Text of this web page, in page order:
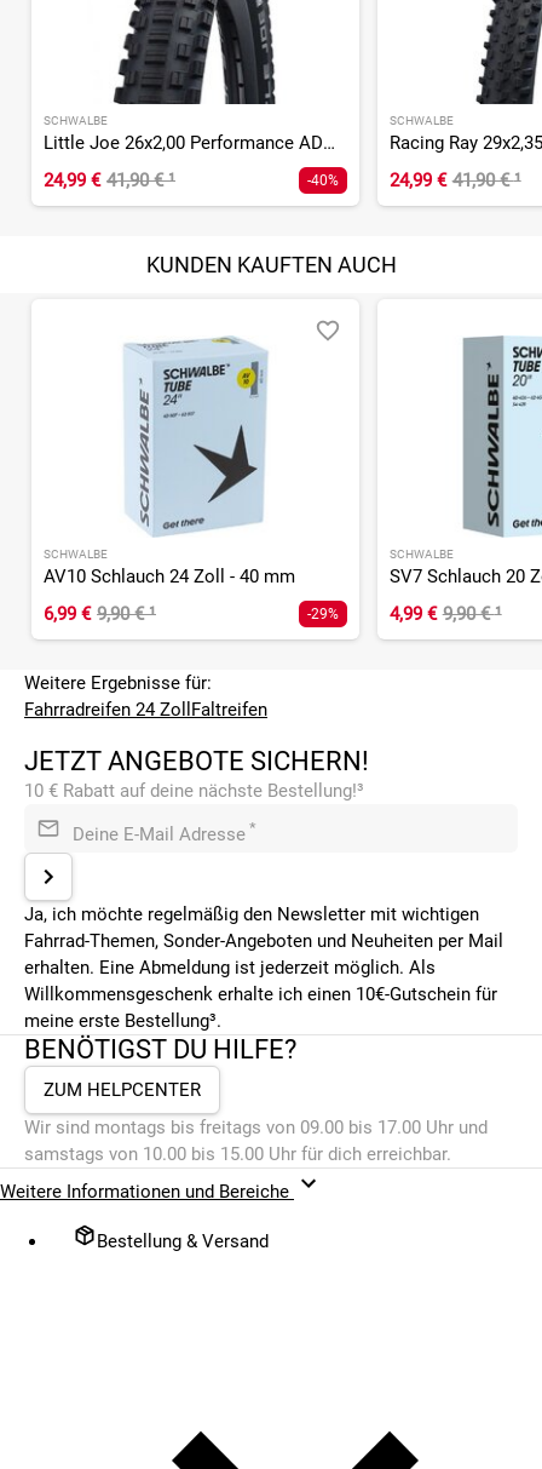
SCHWALBE
Little Joe 26x2,00 Performance ADDIX Reflex
24,99 € 41,90 €¹ -40%
SCHWALBE
24,99 € 41,90 €¹
KUNDEN KAUFTEN AUCH
SCHWALBE
AV10 Schlauch 24 Zoll - 40 mm
6,99 € 9,90 €¹ -29%
SCHWALBE
SV7 Schlauch 20
4,99 € 9,90 €¹
Weitere Ergebnisse für:
Fahrradreifen 24 Zoll Faltreifen
JETZT ANGEBOTE SICHERN!
10 € Rabatt auf deine nächste Bestellung!³
Deine E-Mail Adresse *
Ja, ich möchte regelmäßig den Newsletter mit wichtigen
Fahrrad-Themen, Sonder-Angeboten und Neuheiten per Mail
erhalten. Eine Abmeldung ist jederzeit möglich. Als
Willkommensgeschenk erhalte ich einen 10€-Gutschein für
meine erste Bestellung³.
BENÖTIGST DU HILFE?
ZUM HELPCENTER
Wir sind montags bis freitags von 09.00 bis 17.00 Uhr und
samstags von 10.00 bis 15.00 Uhr für dich erreichbar.
Weitere Informationen und Bereiche
Bestellung & Versand